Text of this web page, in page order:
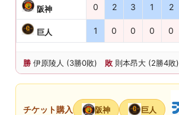
阪神 0 2 3 1 2
巨人 1 0 0 0 0
勝 伊原陵人 (3勝0敗) 敗 則本昂大 (2勝4敗)
チケット購入 阪神 巨人